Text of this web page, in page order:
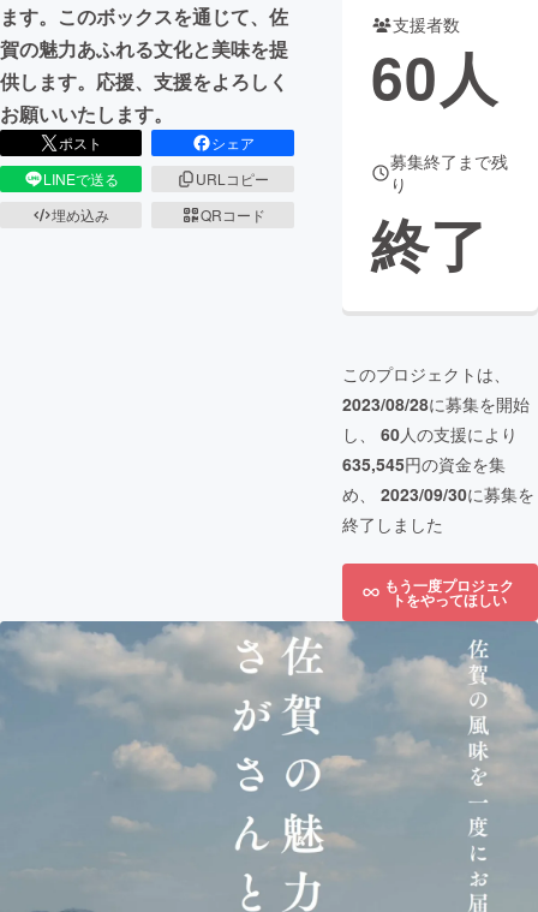
ます。このボックスを通じて、佐
賀の魅力あふれる文化と美味を提
供します。応援、支援をよろしく
お願いいたします。
ポスト
シェア
LINEで送る
URLコピー
埋め込み
QRコード
支援者数
60人
募集終了まで残
り
終了
このプロジェクトは、
2023/08/28に募集を開始
し、 60人の支援により
635,545円の資金を集
め、 2023/09/30に募集を
終了しました
もう一度プロジェク
トをやってほしい